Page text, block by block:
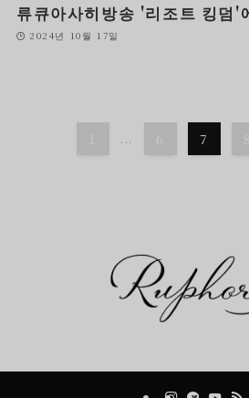
류큐아사히방송 '리조트 킹덤'
2024년 10월 17일
... 6 7 8